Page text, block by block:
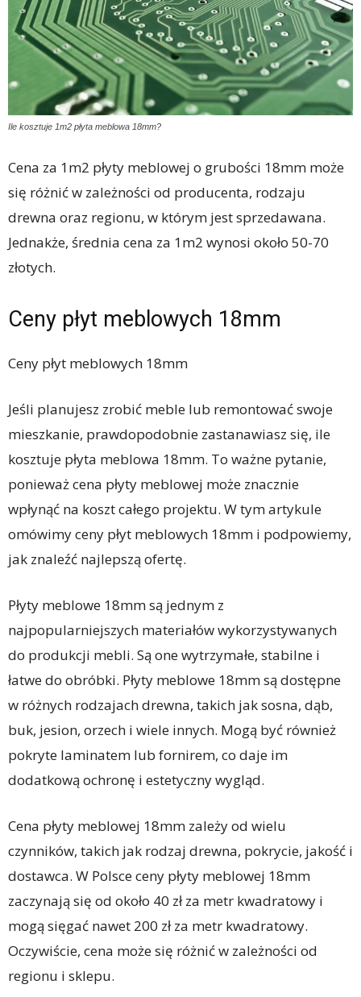
Ile kosztuje 1m2 płyta meblowa 18mm?
Cena za 1m2 płyty meblowej o grubości 18mm może
się różnić w zależności od producenta, rodzaju
drewna oraz regionu, w którym jest sprzedawana.
Jednakże, średnia cena za 1m2 wynosi około 50-70
złotych.
Ceny płyt meblowych 18mm
Ceny płyt meblowych 18mm
Jeśli planujesz zrobić meble lub remontować swoje
mieszkanie, prawdopodobnie zastanawiasz się, ile
kosztuje płyta meblowa 18mm. To ważne pytanie,
ponieważ cena płyty meblowej może znacznie
wpłynąć na koszt całego projektu. W tym artykule
omówimy ceny płyt meblowych 18mm i podpowiemy,
jak znaleźć najlepszą ofertę.
Płyty meblowe 18mm są jednym z
najpopularniejszych materiałów wykorzystywanych
do produkcji mebli. Są one wytrzymałe, stabilne i
łatwe do obróbki. Płyty meblowe 18mm są dostępne
w różnych rodzajach drewna, takich jak sosna, dąb,
buk, jesion, orzech i wiele innych. Mogą być również
pokryte laminatem lub fornirem, co daje im
dodatkową ochronę i estetyczny wygląd.
Cena płyty meblowej 18mm zależy od wielu
czynników, takich jak rodzaj drewna, pokrycie, jakość i
dostawca. W Polsce ceny płyty meblowej 18mm
zaczynają się od około 40 zł za metr kwadratowy i
mogą sięgać nawet 200 zł za metr kwadratowy.
Oczywiście, cena może się różnić w zależności od
regionu i sklepu.